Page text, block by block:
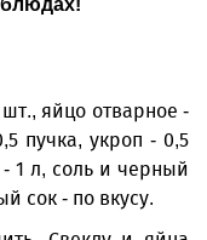
блюдах!
яйцо отварное -
пучка, укроп - 0,5
1 л, соль и черный
сок - по вкусу.